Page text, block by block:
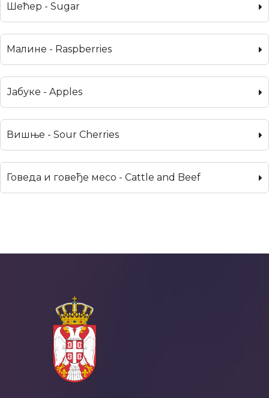
Шећер - Sugar
Малине - Raspberries
Јабуке - Apples
Вишње - Sour Cherries
Говеда и говеђе месо - Cattle and Beef